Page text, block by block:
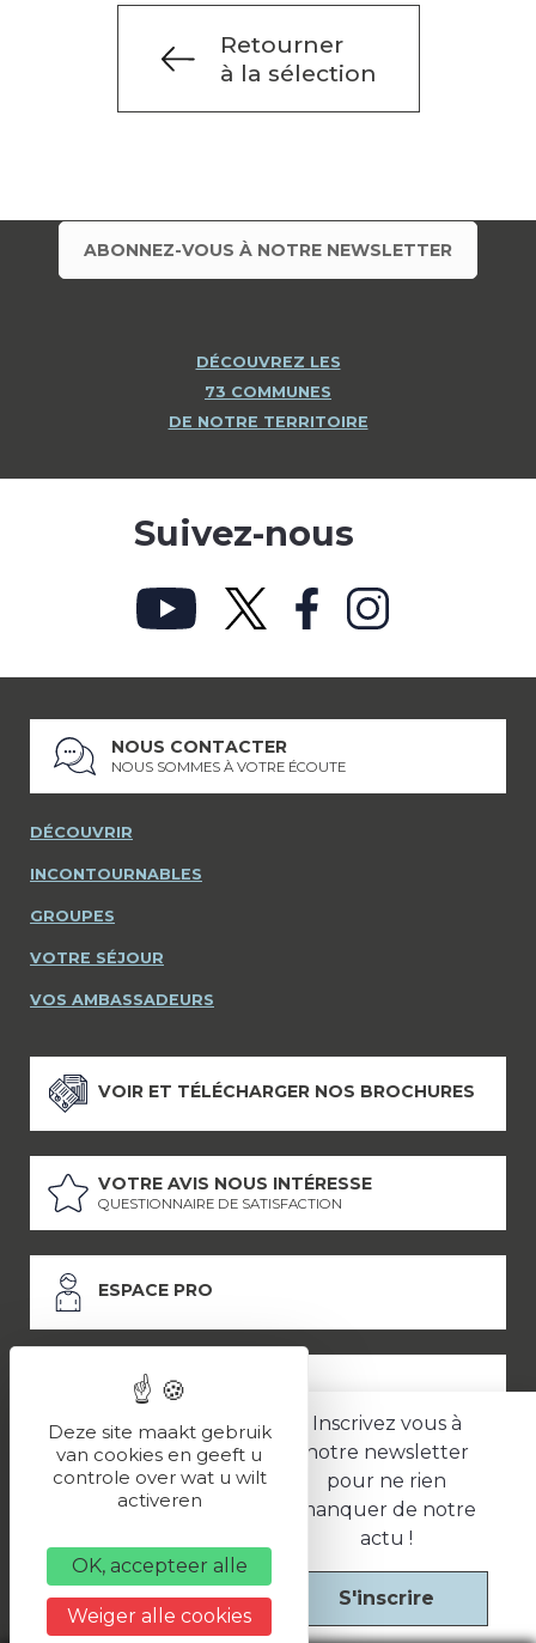
Retourner
à la sélection
Inscrivez vous à
notre newsletter
pour ne rien
manquer de notre
actu !
S'inscrire
ABONNEZ-VOUS À NOTRE NEWSLETTER
DÉCOUVREZ LES
73 COMMUNES
DE NOTRE TERRITOIRE
Suivez-nous
NOUS CONTACTER
NOUS SOMMES À VOTRE ÉCOUTE
DÉCOUVRIR
INCONTOURNABLES
GROUPES
VOTRE SÉJOUR
VOS AMBASSADEURS
VOIR ET TÉLÉCHARGER NOS BROCHURES
VOTRE AVIS NOUS INTÉRESSE
QUESTIONNAIRE DE SATISFACTION
ESPACE PRO
ESPACE PRESSE
LES PARTENAIRES
Politique de confidentialité
Une réalisation
Deze site maakt gebruik
van cookies en geeft u
controle over wat u wilt
activeren
OK, accepteer alle
Weiger alle cookies